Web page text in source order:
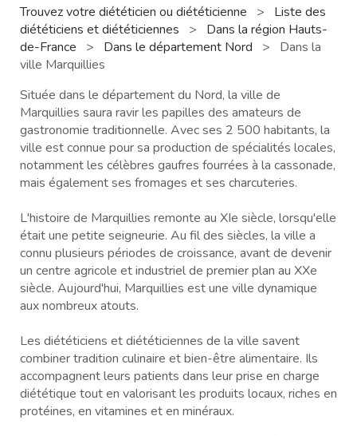
Trouvez votre diététicien ou diététicienne >
Liste des
diététiciens et diététiciennes
>
Dans la région Hauts-
de-France
> Dans le département Nord >
Dans la
ville Marquillies
Située dans le département du Nord, la ville de
Marquillies saura ravir les papilles des amateurs de
gastronomie traditionnelle. Avec ses 2 500 habitants, la
ville est connue pour sa production de spécialités locales,
notamment les célèbres gaufres fourrées à la cassonade,
mais également ses fromages et ses charcuteries.
L'histoire de Marquillies remonte au XIe siècle, lorsqu'elle
était une petite seigneurie. Au fil des siècles, la ville a
connu plusieurs périodes de croissance, avant de devenir
un centre agricole et industriel de premier plan au XXe
siècle. Aujourd'hui, Marquillies est une ville dynamique
aux nombreux atouts.
Les diététiciens et diététiciennes de la ville savent
combiner tradition culinaire et bien-être alimentaire. Ils
accompagnent leurs patients dans leur prise en charge
diététique tout en valorisant les produits locaux, riches en
protéines, en vitamines et en minéraux.